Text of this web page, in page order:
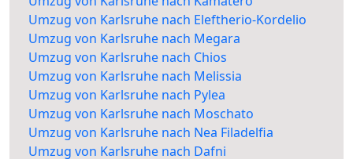
Umzug von Karlsruhe nach Eleftherio-Kordelio
Umzug von Karlsruhe nach Megara
Umzug von Karlsruhe nach Chios
Umzug von Karlsruhe nach Melissia
Umzug von Karlsruhe nach Pylea
Umzug von Karlsruhe nach Moschato
Umzug von Karlsruhe nach Nea Filadelfia
Umzug von Karlsruhe nach Dafni